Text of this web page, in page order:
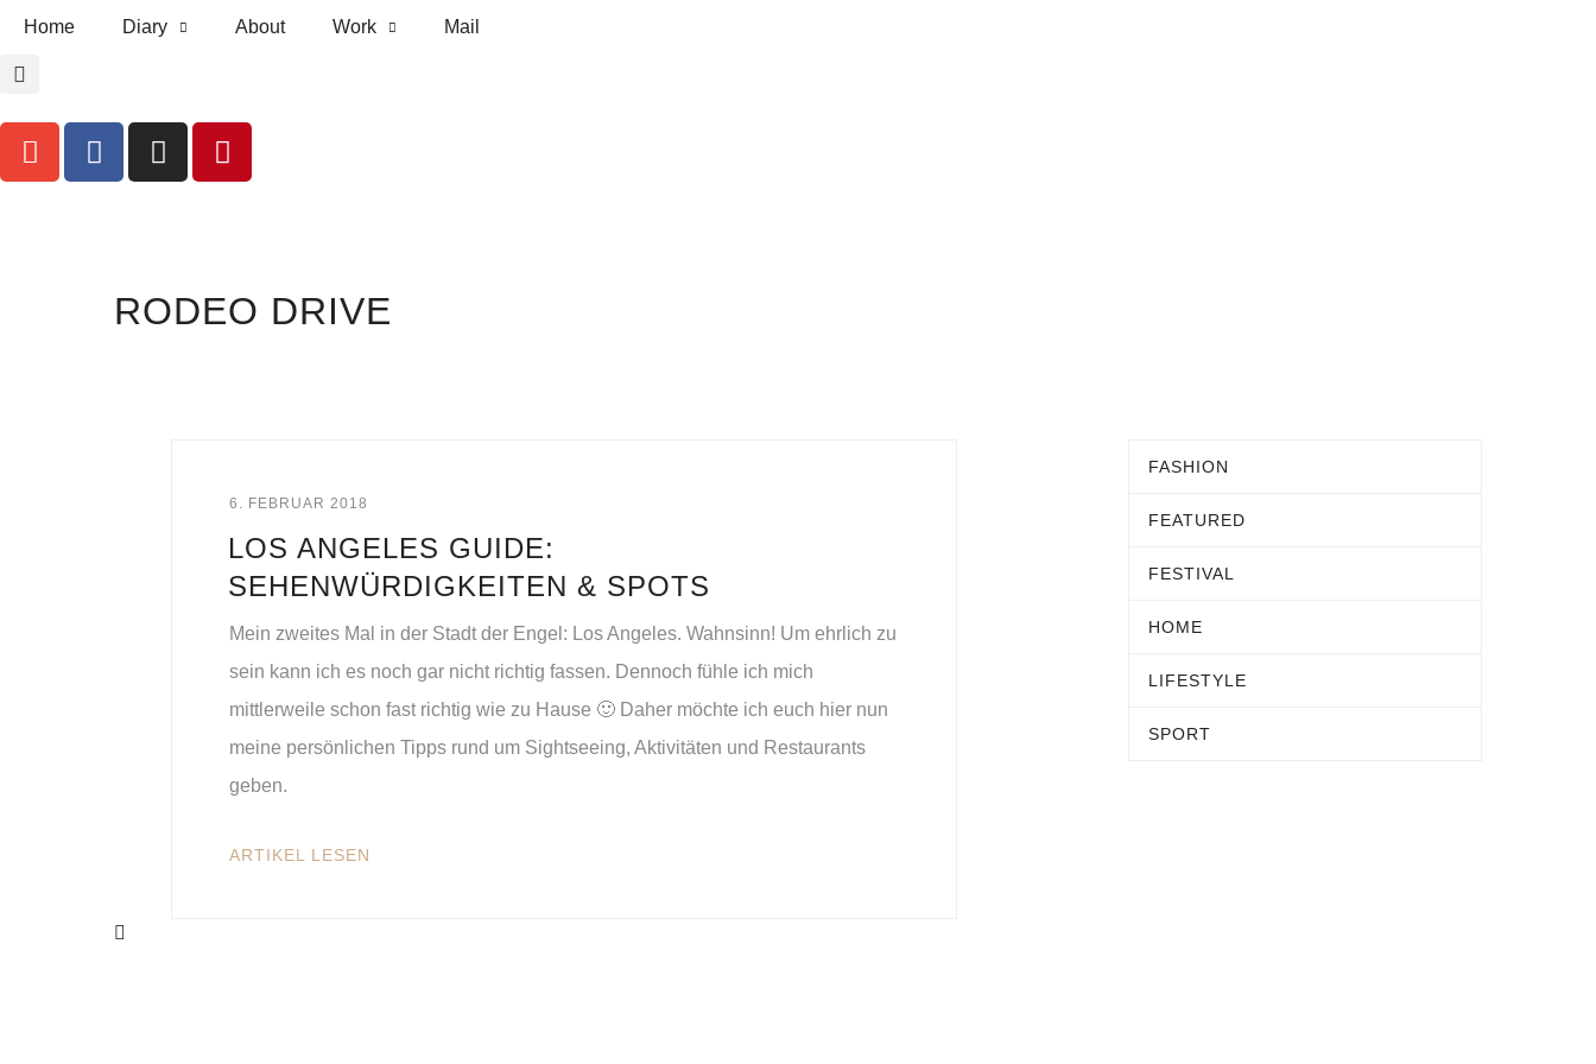
Home Diary About Work Mail
RODEO DRIVE
6. FEBRUAR 2018
LOS ANGELES GUIDE:
SEHENWÜRDIGKEITEN & SPOTS
Mein zweites Mal in der Stadt der Engel: Los Angeles. Wahnsinn! Um ehrlich zu
sein kann ich es noch gar nicht richtig fassen. Dennoch fühle ich mich
mittlerweile schon fast richtig wie zu Hause 🙂 Daher möchte ich euch hier nun
meine persönlichen Tipps rund um Sightseeing, Aktivitäten und Restaurants
geben.
ARTIKEL LESEN
FASHION
FEATURED
FESTIVAL
HOME
LIFESTYLE
SPORT